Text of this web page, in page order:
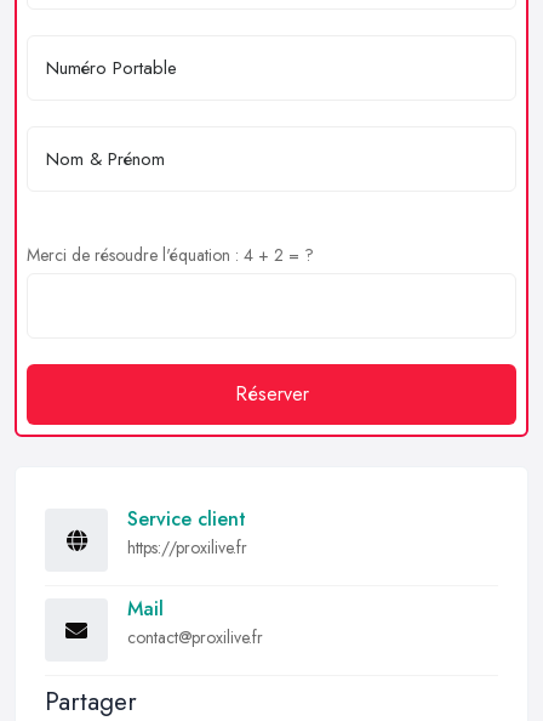
Merci de résoudre l'équation : 4 + 2 = ?
Réserver
Service client
https://proxilive.fr
Mail
contact@proxilive.fr
Partager